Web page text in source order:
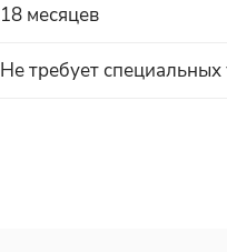
18 месяцев
Не требует специальных